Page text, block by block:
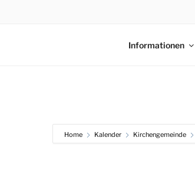
Informationen
Home Kalender Kirchengemeinde